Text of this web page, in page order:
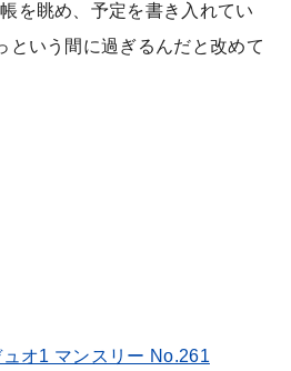
を眺め、予定を書き入れてい
という間に過ぎるんだと改めて
オ1 マンスリー No.261